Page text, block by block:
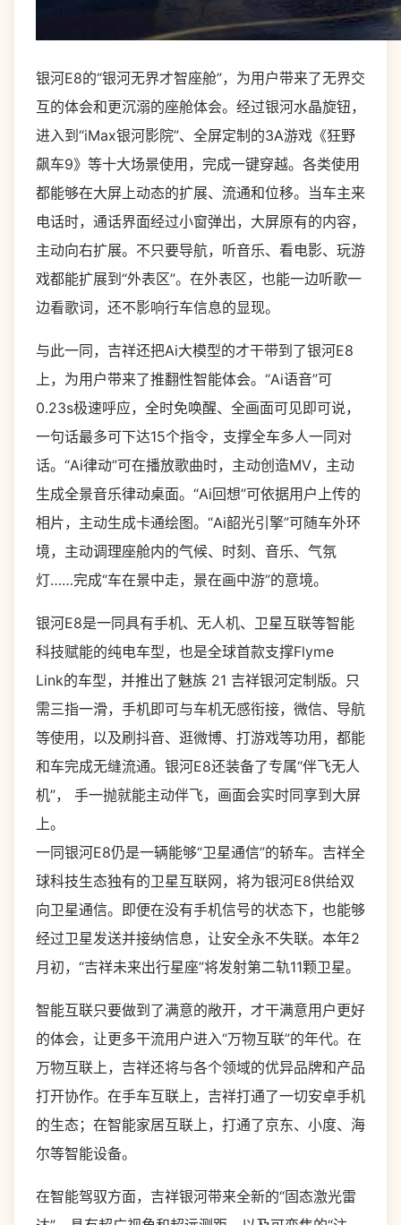
银河E8的“银河无界才智座舱”，为用户带来了无界交
互的体会和更沉溺的座舱体会。经过银河水晶旋钮，
进入到“iMax银河影院”、全屏定制的3A游戏《狂野
飙车9》等十大场景使用，完成一键穿越。各类使用
都能够在大屏上动态的扩展、流通和位移。当车主来
电话时，通话界面经过小窗弹出，大屏原有的内容，
主动向右扩展。不只要导航，听音乐、看电影、玩游
戏都能扩展到“外表区”。在外表区，也能一边听歌一
边看歌词，还不影响行车信息的显现。
与此一同，吉祥还把Ai大模型的才干带到了银河E8
上，为用户带来了推翻性智能体会。“Ai语音”可
0.23s极速呼应，全时免唤醒、全画面可见即可说，
一句话最多可下达15个指令，支撑全车多人一同对
话。“Ai律动”可在播放歌曲时，主动创造MV，主动
生成全景音乐律动桌面。“Ai回想”可依据用户上传的
相片，主动生成卡通绘图。“Ai韶光引擎”可随车外环
境，主动调理座舱内的气候、时刻、音乐、气氛
灯……完成“车在景中走，景在画中游”的意境。
银河E8是一同具有手机、无人机、卫星互联等智能
科技赋能的纯电车型，也是全球首款支撑Flyme
Link的车型，并推出了魅族 21 吉祥银河定制版。只
需三指一滑，手机即可与车机无感衔接，微信、导航
等使用，以及刷抖音、逛微博、打游戏等功用，都能
和车完成无缝流通。银河E8还装备了专属“伴飞无人
机”， 手一抛就能主动伴飞，画面会实时同享到大屏
上。
一同银河E8仍是一辆能够“卫星通信”的轿车。吉祥全
球科技生态独有的卫星互联网，将为银河E8供给双
向卫星通信。即便在没有手机信号的状态下，也能够
经过卫星发送并接纳信息，让安全永不失联。本年2
月初，“吉祥未来出行星座”将发射第二轨11颗卫星。
智能互联只要做到了满意的敞开，才干满意用户更好
的体会，让更多干流用户进入“万物互联”的年代。在
万物互联上，吉祥还将与各个领域的优异品牌和产品
打开协作。在手车互联上，吉祥打通了一切安卓手机
的生态；在智能家居互联上，打通了京东、小度、海
尔等智能设备。
在智能驾驭方面，吉祥银河带来全新的“固态激光雷